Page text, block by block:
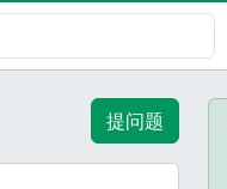
提问题